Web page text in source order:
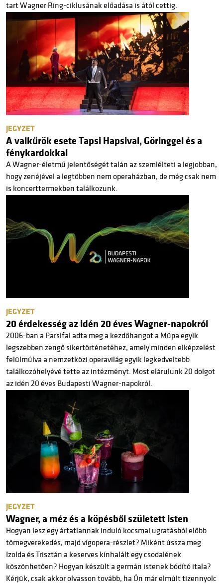
tart Wagner Ring-ciklusának előadása is ától cettig.
JEGYZET
A valkűrök esete Tapsi Hapsival, Göringgel és a
fénykardokkal
A Wagner-életmű jelentőségét talán az szemlélteti a legjobban,
hogy zenéjével a legtöbben nem operaházban, de még csak nem
is koncerttermekben találkozunk.
JEGYZET
20 érdekesség az idén 20 éves Wagner-napokról
2006-ban a Parsifal adta meg a kezdőhangot a Müpa egyik
legszebben zengő sikertörténetéhez, amely minden elképzelést
felülmúlva a nemzetközi operavilág egyik legkedveltebb
találkozóhelyévé tette az intézményt. Most elárulunk 20 dolgot
az idén 20 éves Budapesti Wagner-napokról.
JEGYZET
Wagner, a méz és a köpésből született isten
Hogyan lesz egy ártatlannak induló kocsmai ugratásból előbb
tömegverekedés, majd vígopera-részlet? Miként ússza meg
Izolda és Trisztán a keserves kínhalált egy csodalének
köszönhetően? Hogyan készült a germán istenek bódító itala?
Kérjük, csak akkor olvasson tovább, ha Ön már elmúlt tizennyolc